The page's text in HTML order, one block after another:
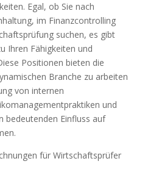
Egal, ob Sie nach
im Finanzcontrolling
suchen, es gibt
Ihren Fähigkeiten und
Positionen bieten die
Branche zu arbeiten
von internen
und
bedeutenden Einfluss auf
für Wirtschaftsprüfer